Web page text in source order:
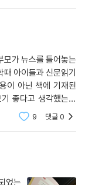
모가 뉴스를 틀어놓는
아이들과 신문읽기
이 아닌 책에 기재된
좋다고 생각했는데
셨군요. 더 믿음이 갑
9 댓글0
었는